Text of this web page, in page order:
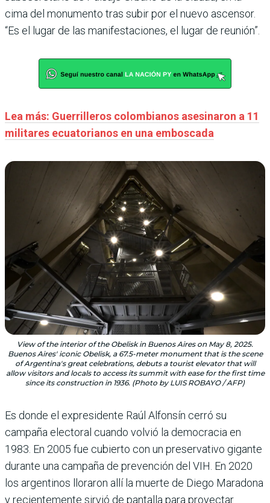
cima del monumento tras subir por el nuevo ascensor.
“Es el lugar de las manifestaciones, el lugar de reunión”.
Lea más: Guerrilleros colombianos asesinaron a 11
militares ecuatorianos en una emboscada
View of the interior of the Obelisk in Buenos Aires on May 8, 2025.
Buenos Aires' iconic Obelisk, a 67.5-meter monument that is the scene
of Argentina's great celebrations, debuts a tourist elevator that will
allow visitors and locals to access its summit with ease for the first time
since its construction in 1936. (Photo by LUIS ROBAYO / AFP)
Es donde el expresidente Raúl Alfonsín cerró su
campaña electoral cuando volvió la democracia en
1983. En 2005 fue cubierto con un preservativo gigante
durante una campaña de prevención del VIH. En 2020
los argentinos lloraron allí la muerte de Diego Maradona
y recientemente sirvió de pantalla para proyectar